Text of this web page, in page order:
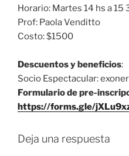
Horario: Martes 14 hs a 15
Prof: Paola Venditto
Costo: $1500
Descuentos y beneficios:
Socio Espectacular:
Formulario de pre-
https://forms.gle/
Deja una respuesta